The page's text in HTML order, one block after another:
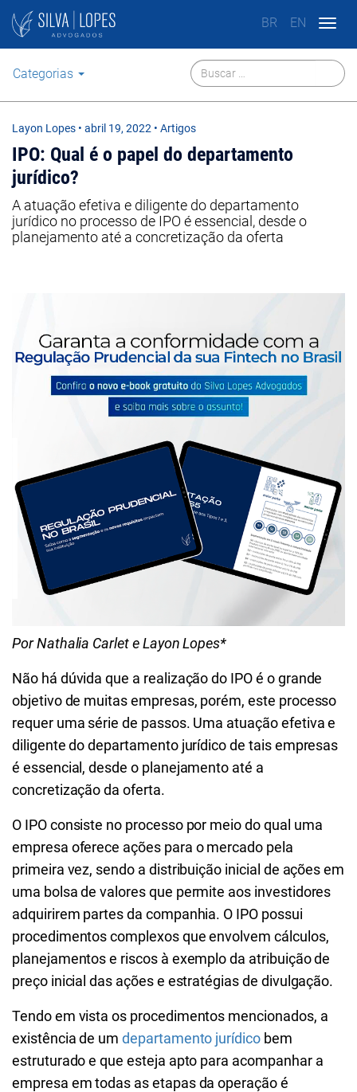
BR EN
Categorias
Layon Lopes • abril 19, 2022 • Artigos
IPO: Qual é o papel do departamento
jurídico?
A atuação efetiva e diligente do departamento
jurídico no processo de IPO é essencial, desde o
planejamento até a concretização da oferta
Por Nathalia Carlet e Layon Lopes*
Não há dúvida que a realização do IPO é o grande
objetivo de muitas empresas, porém, este processo
requer uma série de passos. Uma atuação efetiva e
diligente do departamento jurídico de tais empresas
é essencial, desde o planejamento até a
concretização da oferta.
O IPO consiste no processo por meio do qual uma
empresa oferece ações para o mercado pela
primeira vez, sendo a distribuição inicial de ações em
uma bolsa de valores que permite aos investidores
adquirirem partes da companhia. O IPO possui
procedimentos complexos que envolvem cálculos,
planejamentos e riscos à exemplo da atribuição de
preço inicial das ações e estratégias de divulgação.
Tendo em vista os procedimentos mencionados, a
existência de umdepartamento jurídicobem
estruturado e que esteja apto para acompanhar a
empresa em todas as etapas da operação é